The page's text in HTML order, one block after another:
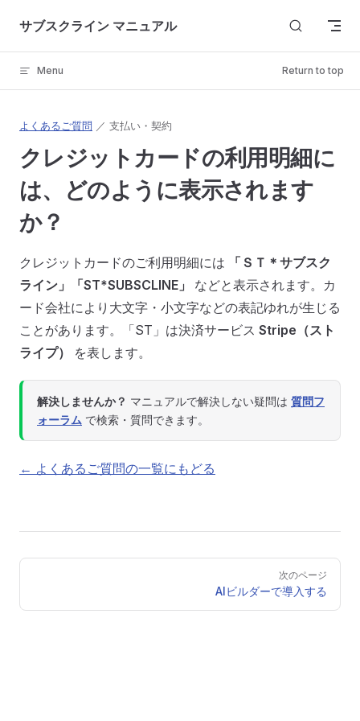
Skip to content
サブスクライン マニュアル
Menu Return to top
よくあるご質問 ／ 支払い・契約
クレジットカードの利用明細に
は、どのように表示されます
か？
クレジットカードのご利用明細には
「ＳＴ＊サブスク
ライン」「ST*SUBSCLINE」
などと表示されます。カ
ード会社により大文字・小文字などの表記ゆれが生じる
ことがあります。「ST」は決済サービス Stripe（スト
ライプ）
を表します。
解決しませんか？ マニュアルで解決しない疑問は 質問フ
ォーラム で検索・質問できます。
← よくあるご質問の一覧にもどる
Pager
次のページ
AIビルダーで導入する